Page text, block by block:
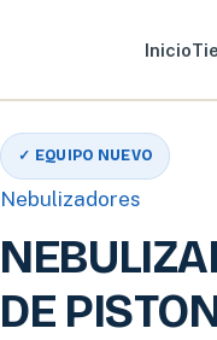
Inicio
✓ EQUIPO NUEVO
Nebulizadores
DE